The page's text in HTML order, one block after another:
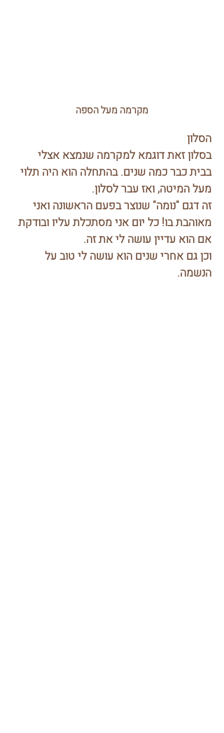
מקרמה מעל הספה
הסלון
בסלון זאת דוגמא למקרמה שנמצא אצלי
בבית כבר כמה שנים. בהתחלה הוא היה תלוי
מעל המיטה, ואז עבר לסלון.
זה דגם "נומה" שנוצר בפעם הראשונה ואני
מאוהבת בו! כל יום אני מסתכלת עליו ובודקת
אם הוא עדיין עושה לי את זה.
וכן גם אחרי שנים הוא עושה לי טוב על
הנשמה.